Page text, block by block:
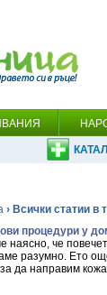
› Всички статии в
процедури у
наясно, че
разумно. Ето
да направим